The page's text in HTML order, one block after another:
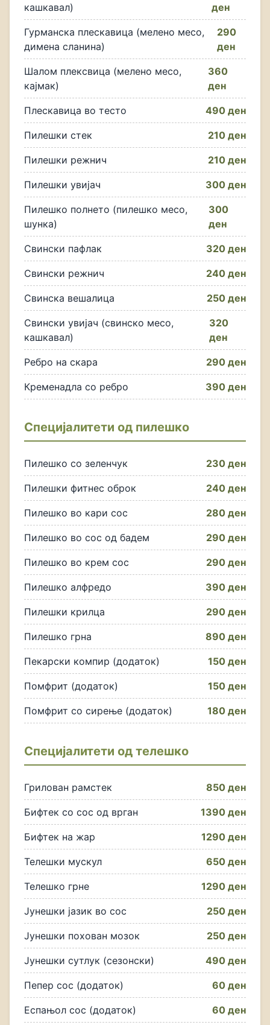
кашкавал)
ден
Гурманска плескавица (мелено месо,
димена сланина)
290
ден
Шалом плексвица (мелено месо,
кајмак)
360
ден
Плескавица во тесто 490 ден
Пилешки стек 210 ден
Пилешки режнич 210 ден
Пилешки увијач 300 ден
Пилешко полнето (пилешко месо,
шунка)
300
ден
Свински пафлак 320 ден
Свински режнич 240 ден
Свинска вешалица 250 ден
Свински увијач (свинско месо,
кашкавал)
320
ден
Ребро на скара 290 ден
Кременадла со ребро 390 ден
Специјалитети од пилешко
Пилешко со зеленчук 230 ден
Пилешки фитнес оброк 240 ден
Пилешко во кари сос 280 ден
Пилешко во сос од бадем 290 ден
Пилешко во крем сос 290 ден
Пилешко алфредо 390 ден
Пилешки крилца 290 ден
Пилешко грна 890 ден
Пекарски компир (додаток) 150 ден
Помфрит (додаток) 150 ден
Помфрит со сирење (додаток) 180 ден
Специјалитети од телешко
Грилован рамстек 850 ден
Бифтек со сос од врган 1390 ден
Бифтек на жар 1290 ден
Телешки мускул 650 ден
Телешко грне 1290 ден
Јунешки јазик во сос 250 ден
Јунешки похован мозок 250 ден
Јунешки сутлук (сезонски) 490 ден
Пепер сос (додаток) 60 ден
Еспањол сос (додаток) 60 ден